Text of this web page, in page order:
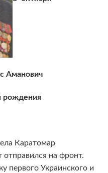
Аманович
рождения
Каратомар
отправился на фронт.
первого Украинского и